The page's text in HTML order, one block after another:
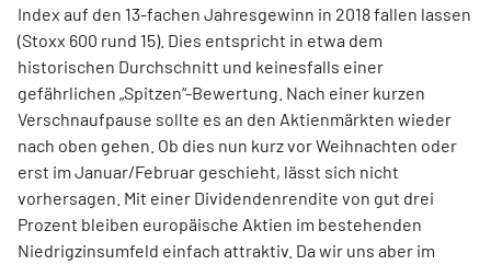
Index auf den 13-fachen Jahresgewinn in 2018 fallen lassen
(Stoxx 600 rund 15). Dies entspricht in etwa dem
historischen Durchschnitt und keinesfalls einer
gefährlichen „Spitzen“-Bewertung. Nach einer kurzen
Verschnaufpause sollte es an den Aktienmärkten wieder
nach oben gehen. Ob dies nun kurz vor Weihnachten oder
erst im Januar/Februar geschieht, lässt sich nicht
vorhersagen. Mit einer Dividendenrendite von gut drei
Prozent bleiben europäische Aktien im bestehenden
Niedrigzinsumfeld einfach attraktiv. Da wir uns aber im